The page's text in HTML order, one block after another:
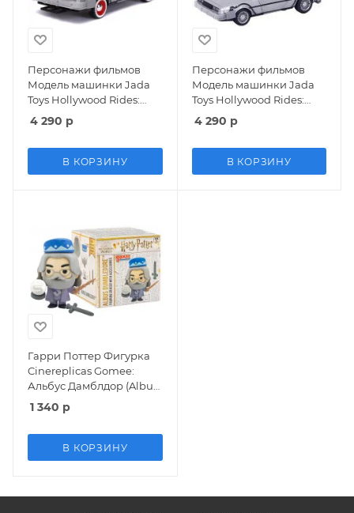
Персонажи фильмов
Модель машинки Jada
Toys Hollywood Rides:
Машина Времени (Time
Machine) Назад в
Future 3) (32166) 1:24
4 290 р
В КОРЗИНУ
Персонажи фильмов
Модель машинки Jada
Toys Hollywood Rides:
Машина Времени (Time
Machine) Назад в
Future 1) (32911) 1:24
4 290 р
В КОРЗИНУ
Гарри Поттер Фигурка
Cinereplicas Gomee:
Альбус Дамблдор (Albus
Dumbledore) Гарри
Поттер (Harry Potter)
1 340 р
В КОРЗИНУ